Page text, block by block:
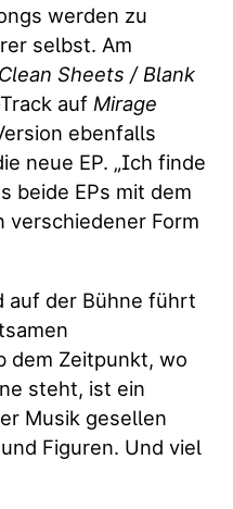
werden zu
selbst. Am
Clean Sheets / Blank
auf Mirage
ebenfalls
neue EP. „Ich finde
beide EPs mit dem
verschiedener Form
auf der Bühne führt
dem Zeitpunkt, wo
steht, ist ein
Musik gesellen
Figuren. Und viel